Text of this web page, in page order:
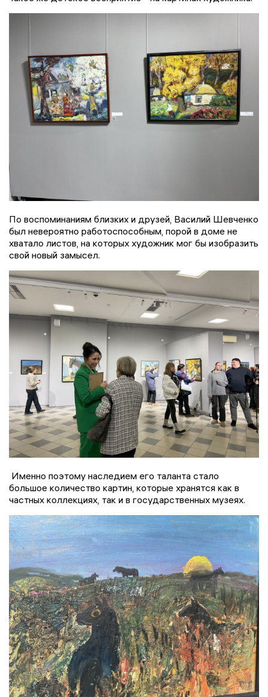
По воспоминаниям близких и друзей, Василий Шевченко
был невероятно работоспособным, порой в доме не
хватало листов, на которых художник мог бы изобразить
свой новый замысел.
Именно поэтому наследием его таланта стало
большое количество картин, которые хранятся как в
частных коллекциях, так и в государственных музеях.